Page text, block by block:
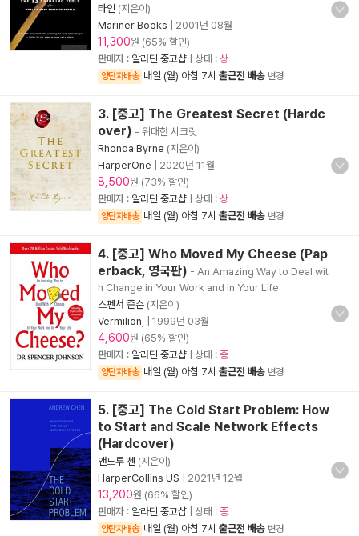
타인 (지은이)
Mariner Books
2001년 08월
11,300원 (65% 할인)
판매자 : 알라딘 중고샵 | 상태 : 상
양탄자배송 내일 (월) 아침 7시 출근전 배송 변경
3. [중고] The Greatest Secret (Hardc
over) - 위대한 시크릿
Rhonda Byrne (지은이)
HarperOne
2020년 11월
8,500원 (73% 할인)
판매자 : 알라딘 중고샵 | 상태 : 상
양탄자배송 내일 (월) 아침 7시 출근전 배송 변경
4. [중고] Who Moved My Cheese (Pap
erback, 영국판) - An Amazing Way to Deal wit
h Change in Your Work and in Your Life
스펜서 존슨 (지은이)
Vermilion,
1999년 03월
4,600원 (65% 할인)
판매자 : 알라딘 중고샵 | 상태 : 중
양탄자배송 내일 (월) 아침 7시 출근전 배송 변경
5. [중고] The Cold Start Problem: How
to Start and Scale Network Effects
(Hardcover)
앤드루 첸 (지은이)
HarperCollins US
2021년 12월
13,200원 (66% 할인)
판매자 : 알라딘 중고샵 | 상태 : 중
양탄자배송 내일 (월) 아침 7시 출근전 배송 변경